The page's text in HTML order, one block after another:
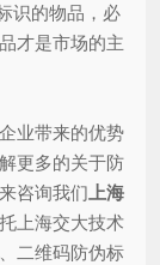
识的物品，必
才是市场的主
业带来的优势
更多的关于防
咨询我们 上海
上海交大技术
二维码防伪标